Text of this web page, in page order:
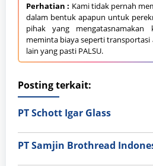
Perhatian : Kami tidak pernah
dalam bentuk apapun untuk
pihak yang mengatasnamakan
meminta biaya seperti
lain yang pasti PALSU.
Posting terkait:
PT Schott Igar Glass
PT Samjin Brothread